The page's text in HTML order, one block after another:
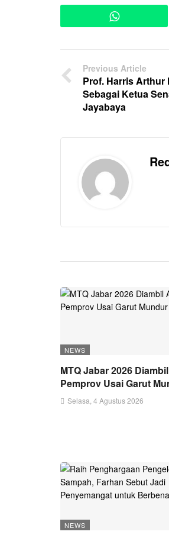
Previous Article
Prof. Harris Arthur
Sebagai Ketua
Jayabaya
NEWS
MTQ Jabar 2026
Pemprov Usai Garut
Selasa, 4 Agustus 2026
NEWS